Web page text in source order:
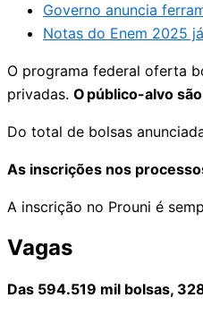
Governo anuncia
Notas do Enem 2025
O programa federal oferta
privadas. O público-alvo
Do total de bolsas
As inscrições nos
A inscrição no Prouni é
Vagas
Das 594.519 mil bolsas,